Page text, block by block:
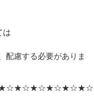
は
慮する必要がありま